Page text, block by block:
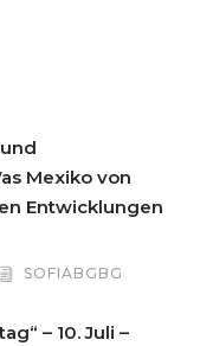
Mexiko von
Entwicklungen
SOFIABGBG
– 10. Juli –